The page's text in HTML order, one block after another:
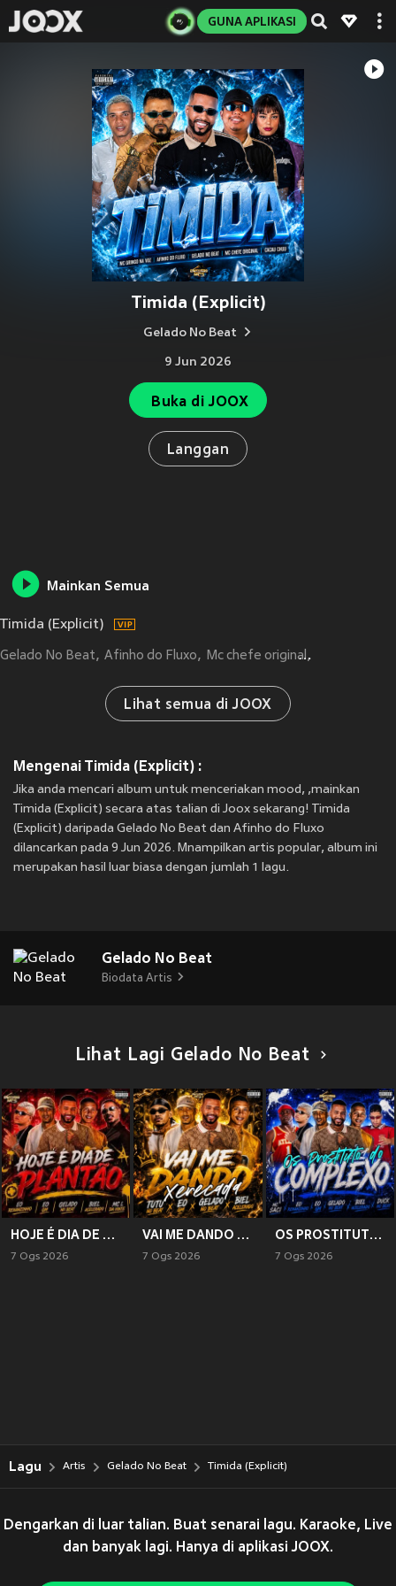
GUNA APLIKASI
Timida (Explicit)
Gelado No Beat
9 Jun 2026
Buka di JOOX
Langgan
Mainkan Semua
Timida (Explicit)
Gelado No Beat Afinho do Fluxo Mc chefe original
Lihat semua di JOOX
Mengenai Timida (Explicit) :
Jika anda mencari album untuk menceriakan mood, ,mainkan
Timida (Explicit) secara atas talian di Joox sekarang! Timida
(Explicit) daripada Gelado No Beat dan Afinho do Fluxo
dilancarkan pada 9 Jun 2026. Mnampilkan artis popular, album ini
merupakan hasil luar biasa dengan jumlah 1 lagu.
Gelado No Beat
Biodata Artis
Lihat Lagi Gelado No Beat
HOJE É DIA DE PLANTÃO (Explicit)
7 Ogs 2026
VAI ME DANDO XERECADA (Explicit)
7 Ogs 2026
OS PROSTITUTO DO COMPLEXO (Explicit)
7 Ogs 2026
Lagu Artis Gelado No Beat Timida (Explicit)
Dengarkan di luar talian. Buat senarai lagu. Karaoke, Live
dan banyak lagi. Hanya di aplikasi JOOX.